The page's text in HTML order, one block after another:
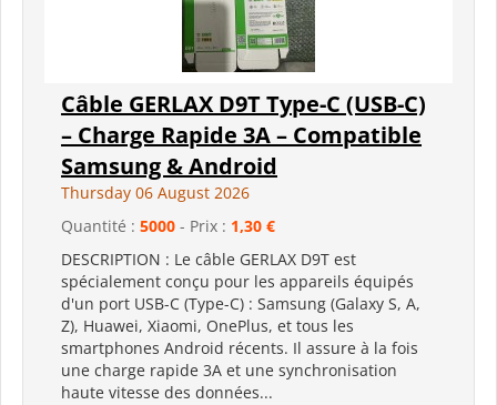
Câble GERLAX D9T Type-C (USB-C)
– Charge Rapide 3A – Compatible
Samsung & Android
Thursday 06 August 2026
Quantité : 5000 - Prix : 1,30 €
DESCRIPTION : Le câble GERLAX D9T est
spécialement conçu pour les appareils équipés
d'un port USB-C (Type-C) : Samsung (Galaxy S, A,
Z), Huawei, Xiaomi, OnePlus, et tous les
smartphones Android récents. Il assure à la fois
une charge rapide 3A et une synchronisation
haute vitesse des données...